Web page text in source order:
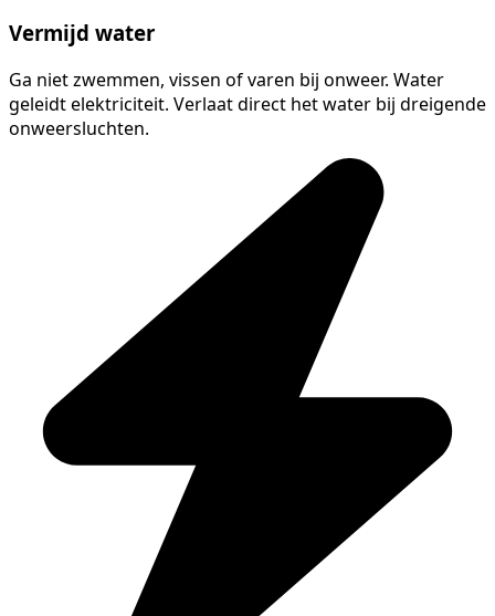
Vermijd water
Ga niet zwemmen, vissen of varen bij onweer. Water
geleidt elektriciteit. Verlaat direct het water bij dreigende
onweersluchten.